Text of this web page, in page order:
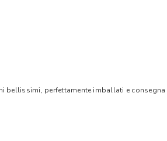
bellissimi, perfettamente imballati e